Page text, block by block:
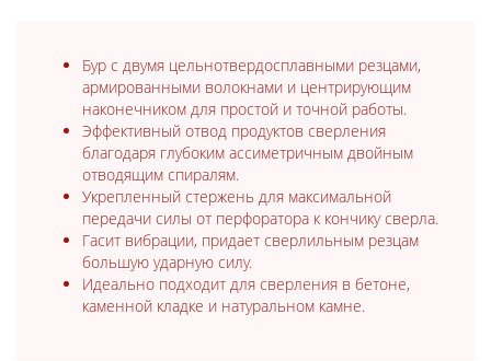
Бур с двумя цельнотвердосплавными резцами,
армированными волокнами и центрирующим
наконечником для простой и точной работы.
Эффективный отвод продуктов сверления
благодаря глубоким ассиметричным двойным
отводящим спиралям.
Укрепленный стержень для максимальной
передачи силы от перфоратора к кончику сверла.
Гасит вибрации, придает сверлильным резцам
большую ударную силу.
Идеально подходит для сверления в бетоне,
каменной кладке и натуральном камне.